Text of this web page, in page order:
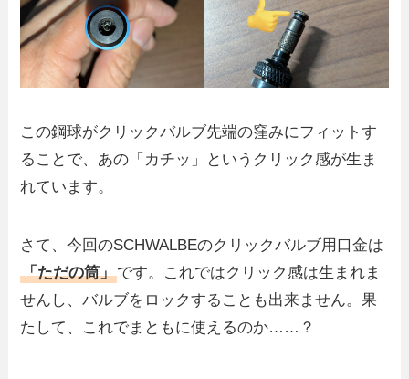
この鋼球がクリックバルブ先端の窪みにフィットす
ることで、あの「カチッ」というクリック感が生ま
れています。
さて、今回のSCHWALBEのクリックバルブ用口金は
「ただの筒」です。これではクリック感は生まれま
せんし、バルブをロックすることも出来ません。果
たして、これでまともに使えるのか……？